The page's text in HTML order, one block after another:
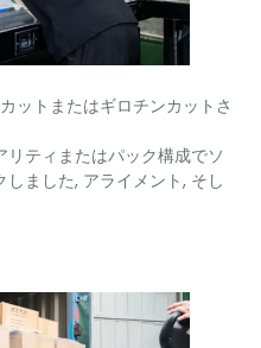
ットまたはギロチンカットさ
ティまたはパック構成でソ
ました, アライメント, そし